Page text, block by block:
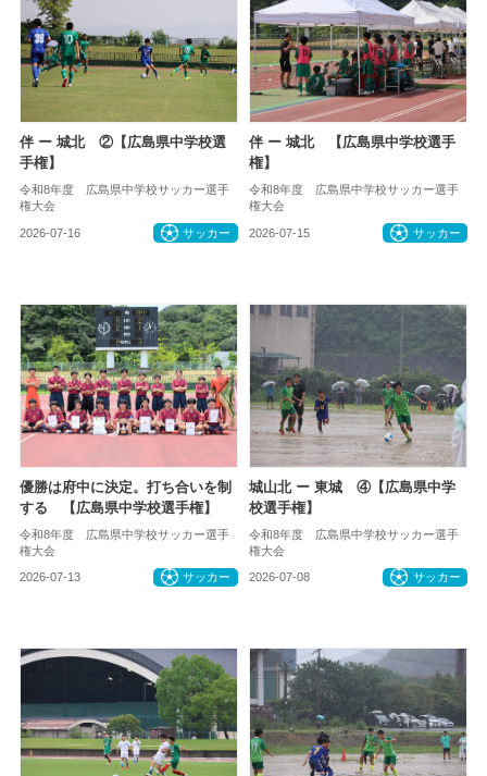
伴 ー 城北 ②【広島県中学校選
手権】
令和8年度 広島県中学校サッカー選手
権大会
2026-07-16 サッカー
伴 ー 城北 【広島県中学校選手
権】
令和8年度 広島県中学校サッカー選手
権大会
2026-07-15 サッカー
優勝は府中に決定。打ち合いを制
する 【広島県中学校選手権】
令和8年度 広島県中学校サッカー選手
権大会
2026-07-13 サッカー
城山北 ー 東城 ④【広島県中学
校選手権】
令和8年度 広島県中学校サッカー選手
権大会
2026-07-08 サッカー